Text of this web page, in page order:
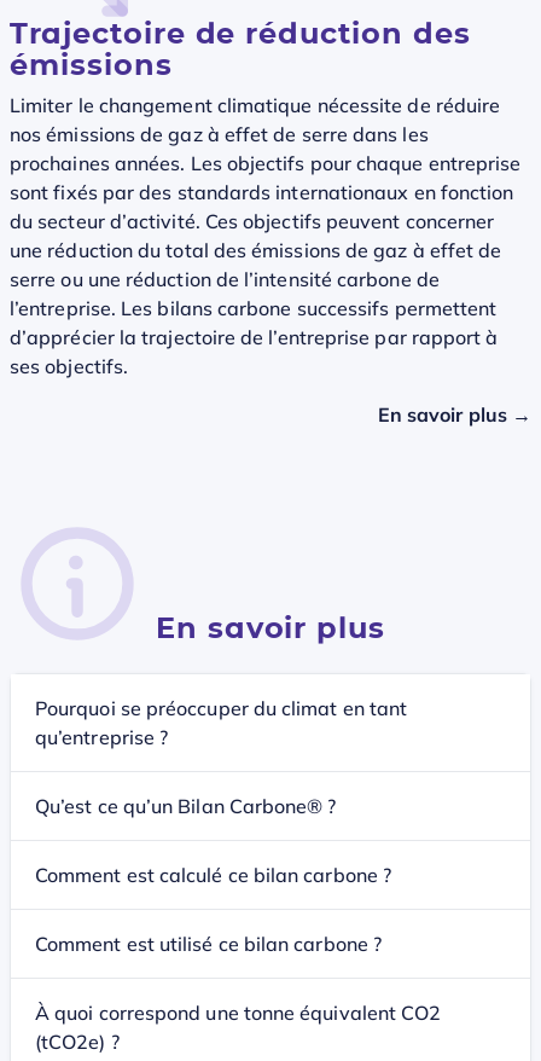
Trajectoire de réduction des
émissions
Limiter le changement climatique nécessite de réduire
nos émissions de gaz à effet de serre dans les
prochaines années. Les objectifs pour chaque entreprise
sont fixés par des standards internationaux en fonction
du secteur d’activité. Ces objectifs peuvent concerner
une réduction du total des émissions de gaz à effet de
serre ou une réduction de l’intensité carbone de
l’entreprise. Les bilans carbone successifs permettent
d’apprécier la trajectoire de l’entreprise par rapport à
ses objectifs.
En savoir plus →
En savoir plus
Pourquoi se préoccuper du climat en tant
qu’entreprise ?
Qu’est ce qu’un Bilan Carbone® ?
Comment est calculé ce bilan carbone ?
Comment est utilisé ce bilan carbone ?
À quoi correspond une tonne équivalent CO2
(tCO2e) ?